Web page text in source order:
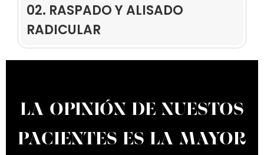
02. RASPADO Y ALISADO
RADICULAR
LA OPINIÓN DE NUESTOS
PACIENTES ES LA MAYOR